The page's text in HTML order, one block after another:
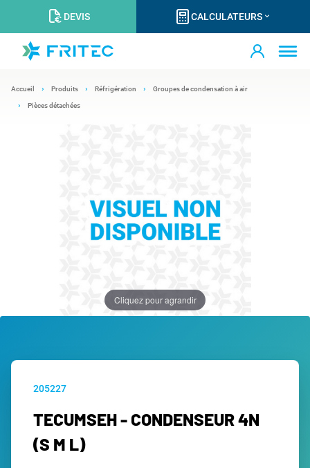
DEVIS CALCULATEURS
Accueil Produits Réfrigération Groupes de condensation à air
Pièces détachées
Cliquez pour agrandir
205227
TECUMSEH - CONDENSEUR 4N
(S M L)